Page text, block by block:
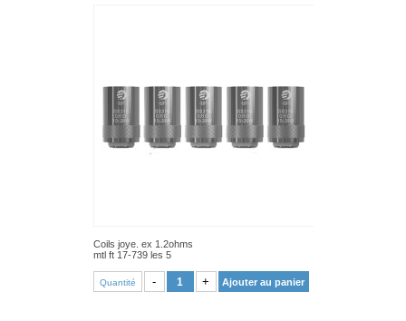
Coils joye. ex 1.2ohms
mtl ft 17-739 les 5
Quantité - + Ajouter au panier